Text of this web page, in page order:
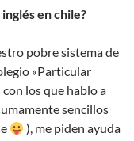
en chile?
pobre sistema de
«Particular
los que hablo a
sencillos
), me piden ayuda